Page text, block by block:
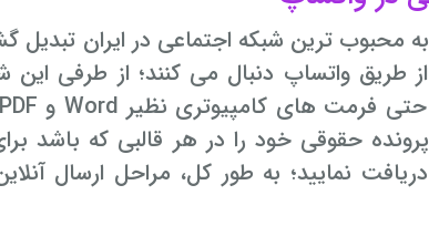
محبوب ترین شبکه اجتماعی در ایران تبدیل
واتساپ دنبال می کنند؛ از طرفی این
حقوقی خود را در هر قالبی که باشد
دریافت نمایید؛ به طور کل، مراحل ارسال